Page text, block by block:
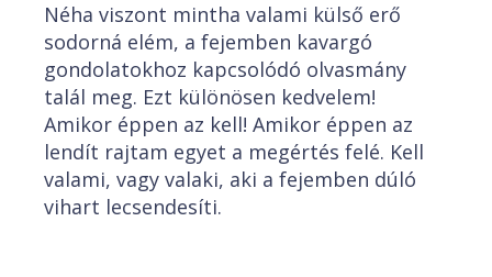
Néha viszont mintha valami külső erő
sodorná elém, a fejemben kavargó
gondolatokhoz kapcsolódó olvasmány
talál meg. Ezt különösen kedvelem!
Amikor éppen az kell! Amikor éppen az
lendít rajtam egyet a megértés felé. Kell
valami, vagy valaki, aki a fejemben dúló
vihart lecsendesíti.